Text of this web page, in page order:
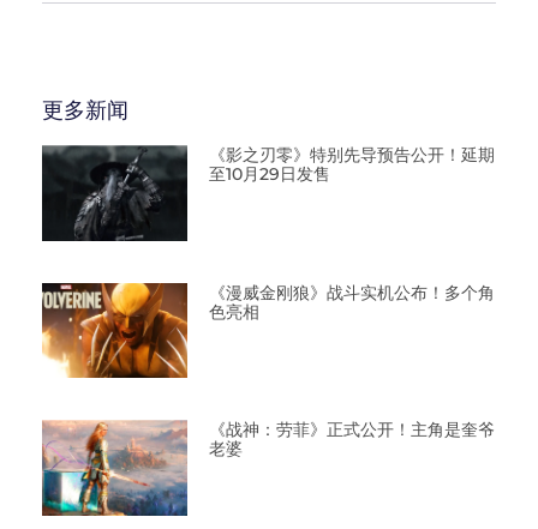
更多新闻
《影之刃零》特别先导预告公开！延期
至10月29日发售
《漫威金刚狼》战斗实机公布！多个角
色亮相
《战神：劳菲》正式公开！主角是奎爷
老婆